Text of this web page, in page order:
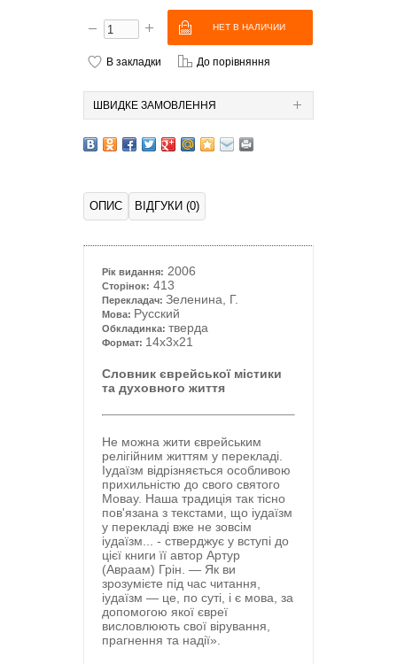
В закладки До порівняння
ШВИДКЕ ЗАМОВЛЕННЯ
ОПИС ВІДГУКИ (0)
Рік видання: 2006
Сторінок: 413
Перекладач: Зеленина, Г.
Мова: Русский
Обкладинка: тверда
Формат: 14x3x21
Словник єврейської містики
та духовного життя
Не можна жити єврейським
релігійним життям у перекладі.
Іудаїзм відрізняється особливою
прихильністю до свого святого
Мовау. Наша традиція так тісно
пов'язана з текстами, що іудаїзм
у перекладі вже не зовсім
іудаїзм... - стверджує у вступі до
цієї книги її автор Артур
(Авраам) Грін. — Як ви
зрозумієте під час читання,
іудаїзм — це, по суті, і є мова, за
допомогою якої євреї
висловлюють свої вірування,
прагнення та надії».